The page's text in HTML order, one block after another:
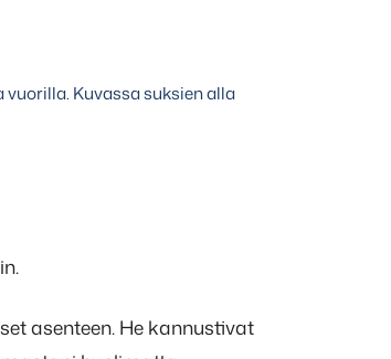
Kuvassa suksien alla
asenteen. He kannustivat